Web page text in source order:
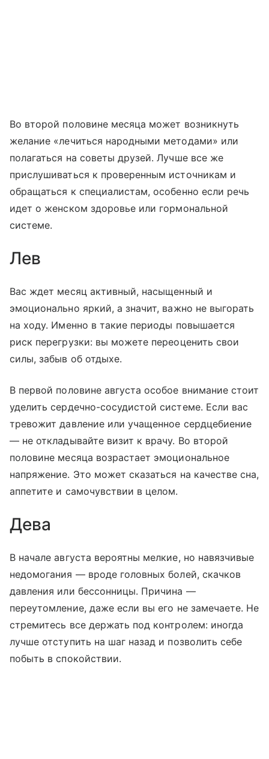
Во второй половине месяца может возникнуть
желание «лечиться народными методами» или
полагаться на советы друзей. Лучше все же
прислушиваться к проверенным источникам и
обращаться к специалистам, особенно если речь
идет о женском здоровье или гормональной
системе.
Лев
Вас ждет месяц активный, насыщенный и
эмоционально яркий, а значит, важно не выгорать
на ходу. Именно в такие периоды повышается
риск перегрузки: вы можете переоценить свои
силы, забыв об отдыхе.
В первой половине августа особое внимание стоит
уделить сердечно-сосудистой системе. Если вас
тревожит давление или учащенное сердцебиение
— не откладывайте визит к врачу. Во второй
половине месяца возрастает эмоциональное
напряжение. Это может сказаться на качестве сна,
аппетите и самочувствии в целом.
Дева
В начале августа вероятны мелкие, но навязчивые
недомогания — вроде головных болей, скачков
давления или бессонницы. Причина —
переутомление, даже если вы его не замечаете. Не
стремитесь все держать под контролем: иногда
лучше отступить на шаг назад и позволить себе
побыть в спокойствии.